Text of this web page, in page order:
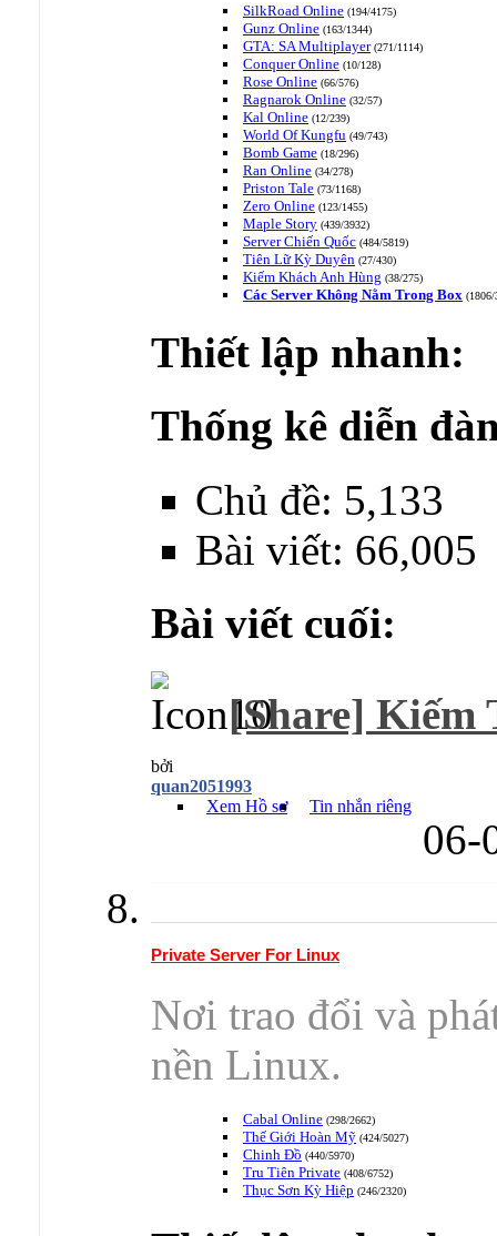
SilkRoad Online (194/4175)
Gunz Online (163/1344)
GTA: SA Multiplayer(271/1114)
Conquer Online (10/128)
Rose Online (66/576)
Ragnarok Online (32/57)
Kal Online (12/239)
World Of Kungfu (49/743)
Bomb Game (18/296)
Ran Online (34/278)
Priston Tale (73/1168)
Zero Online (123/1455)
Maple Story (439/3932)
Server Chiến Quốc (484/5819)
Tiên Lữ Kỳ Duyên (27/430)
Kiếm Khách Anh Hùng (38/275)
Các Server Không Nằm Trong Box (1806/
Thiết lập nhanh:
Thống kê diễn
Chủ đề: 5,133
Bài viết: 66,005
Bài viết cuối:
[Share] Kiếm
bởi
quan2051993
Xem Hồ sơ
Tin nhắn riêng
06-
Private Server For Linux
Nơi trao đổi và
nền Linux.
Cabal Online (298/2662)
Thế Giới Hoàn Mỹ (424/5027)
Chinh Đồ (440/5970)
Tru Tiên Private (408/6752)
Thục Sơn Kỳ Hiệp (246/2320)